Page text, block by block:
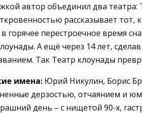
автор объединил два театра:
рассказывает тот,
горячее перестроечное время
А ещё через 14 лет,
Так Театр клоунады
имена: Юрий Никулин, Борис
дерзостью, отчаянием и
день – с нищетой 90-х,